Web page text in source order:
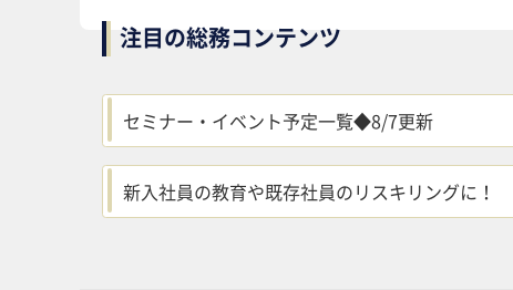
注目の総務コンテンツ
セミナー・イベント予定一覧◆8/7更新
新入社員の教育や既存社員のリスキリングに！